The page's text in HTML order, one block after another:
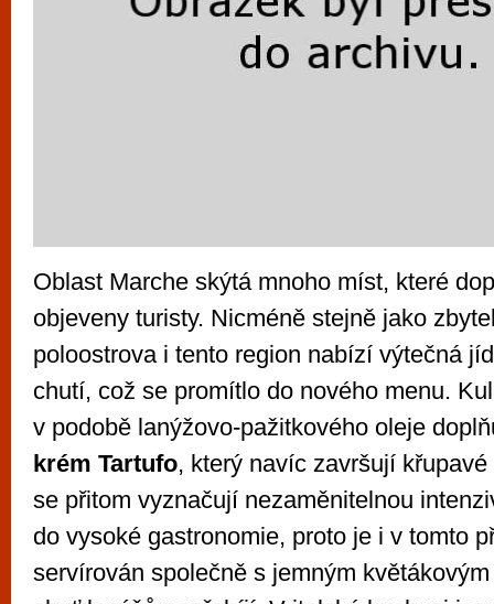
Oblast Marche skýtá mnoho míst, které
objeveny turisty. Nicméně stejně jako
poloostrova i tento region nabízí výtečná
chutí, což se promítlo do nového menu.
v podobě lanýžovo-pažitkového oleje
krém Tartufo, který navíc završují
se přitom vyznačují nezaměnitelnou
do vysoké gastronomie, proto je i v tomto
servírován společně s jemným